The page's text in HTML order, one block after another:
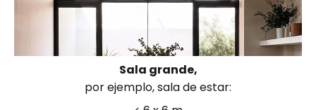
Sala grande,
por ejemplo, sala de estar: